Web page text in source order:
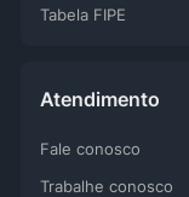
Atendimento
Fale conosco
Trabalhe conosco
Tabela FIPE